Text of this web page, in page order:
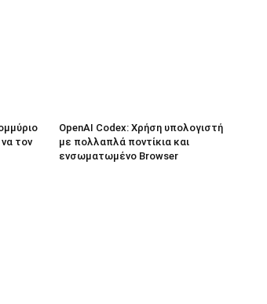
τον
OpenAI Codex: Χρήση υπολογιστή
με πολλαπλά ποντίκια και
ενσωματωμένο Browser